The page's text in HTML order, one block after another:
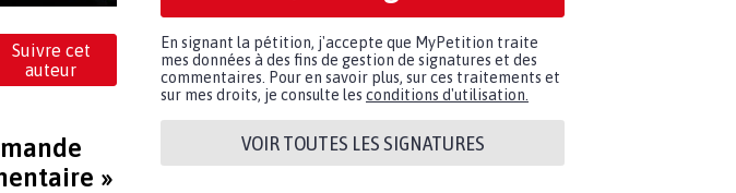
Suivre cet
auteur
»
En signant la pétition, j'accepte que MyPetition traite
mes données à des fins de gestion de signatures et des
commentaires. Pour en savoir plus, sur ces traitements et
sur mes droits, je consulte les conditions d'utilisation.
VOIR TOUTES LES SIGNATURES